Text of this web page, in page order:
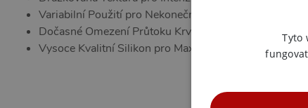
Variabilní Použití pro Nekonečné Možnosti
Dočasné Omezení Průtoku Krve pro Impozantní Erekce
Vysoce Kvalitní Silikon pro Maximální Komfort
Tyto